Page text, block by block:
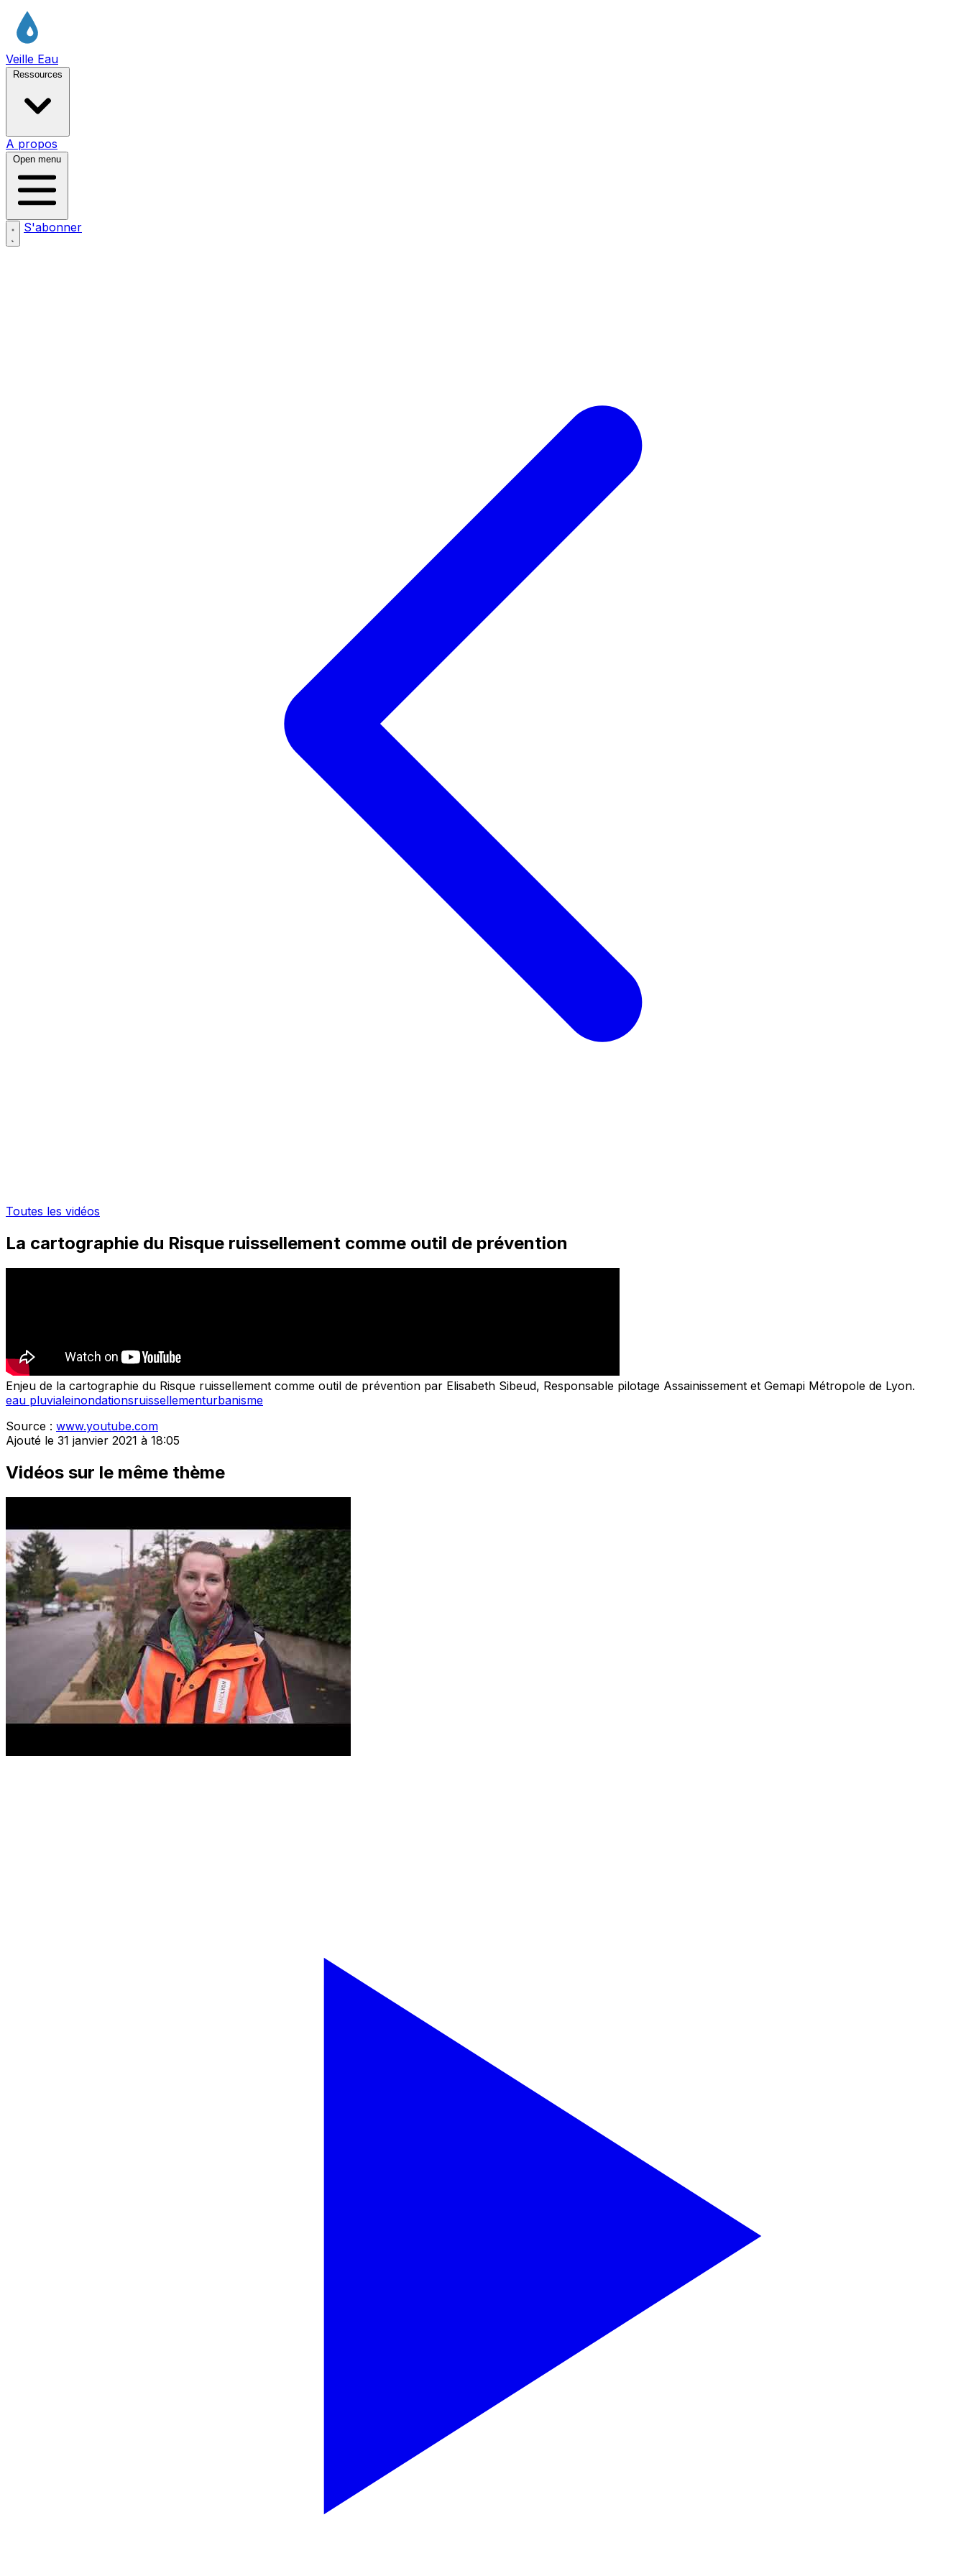
Veille Eau
Ressources
A propos
Open menu
S'abonner
Toutes les vidéos
La cartographie du Risque ruissellement comme outil de prévention
Enjeu de la cartographie du Risque ruissellement comme outil de prévention par Elisabeth Sibeud, Responsable pilotage Assainissement et Gemapi Métropole de Lyon.
eau pluvialeinondationsruissellementurbanisme
Source : www.youtube.com
Ajouté le 31 janvier 2021 à 18:05
Vidéos sur le même thème